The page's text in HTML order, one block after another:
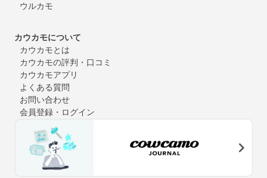
ウルカモ
カウカモについて
カウカモとは
カウカモの評判・口コミ
カウカモアプリ
よくある質問
お問い合わせ
会員登録・ログイン